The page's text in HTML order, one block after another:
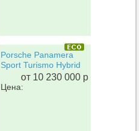
Porsche Panamera
Sport Turismo Hybrid
от 10 230 000 р
Цена: